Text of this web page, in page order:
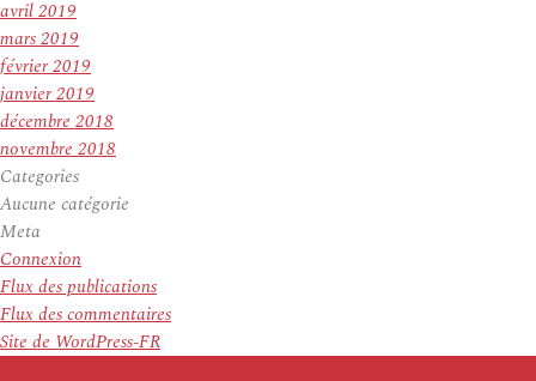
avril 2019
mars 2019
février 2019
janvier 2019
décembre 2018
novembre 2018
Categories
Aucune catégorie
Meta
Connexion
Flux des publications
Flux des commentaires
Site de WordPress-FR